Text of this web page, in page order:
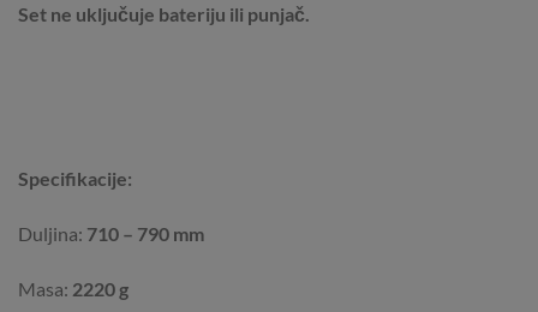
Set ne uključuje bateriju ili punjač.
Specifikacije:
Duljina: 710 – 790 mm
Masa: 2220 g